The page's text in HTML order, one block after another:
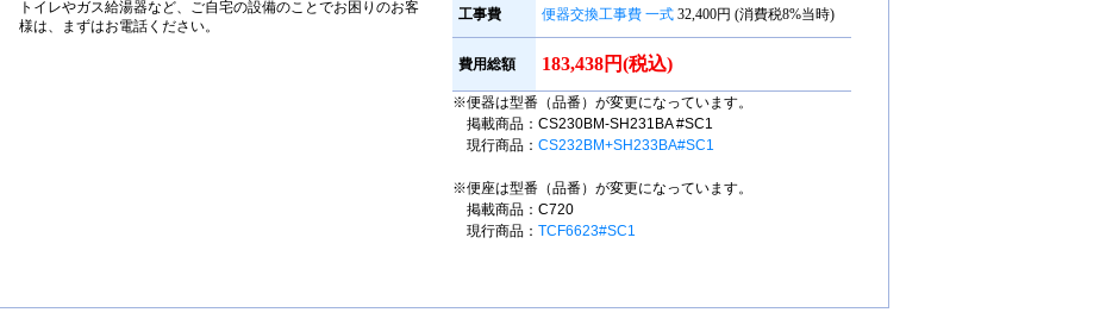
トイレやガス給湯器など、ご自宅の設備のことでお困りのお客
様は、まずはお電話ください。
工事費 便器交換工事費 一式 32,400円 (消費税8%当時)
費用総額 183,438円(税込)
※便器は型番（品番）が変更になっています。
掲載商品：CS230BM-SH231BA #SC1
現行商品： CS232BM+SH233BA#SC1
※便座は型番（品番）が変更になっています。
掲載商品：C720
現行商品： TCF6623#SC1